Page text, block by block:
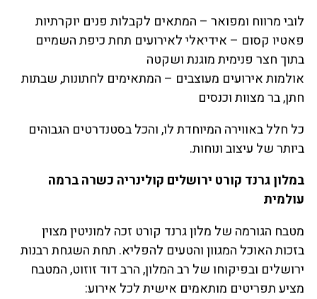
לובי מרווח ומפואר – המתאים לקבלות פנים יוקרתיות
פאטיו קסום – אידיאלי לאירועים תחת כיפת השמיים
בתוך חצר פנימית מוגנת ושקטה
אולמות אירועים מעוצבים – המתאימים לחתונות, שבתות
חתן, בר מצוות וכנסים
כל חלל באווירה המיוחדת לו, והכל בסטנדרטים הגבוהים
ביותר של עיצוב ונוחות.
במלון גרנד קורט ירושלים קולינריה כשרה ברמה
עולמית
מטבח הגורמה של מלון גרנד קורט זכה למוניטין מצוין
בזכות האוכל המגוון והטעים להפליא. תחת השגחת רבנות
ירושלים ובפיקוחו של רב המלון, הרב דוד זוזוט, המטבח
מציע תפריטים מותאמים אישית לכל אירוע: